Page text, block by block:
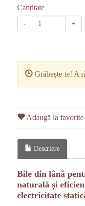
Cantitate
- +
Grăbește-te! A
Adaugă la favorite
Descriere
Bile din lână
naturală și
electricitate